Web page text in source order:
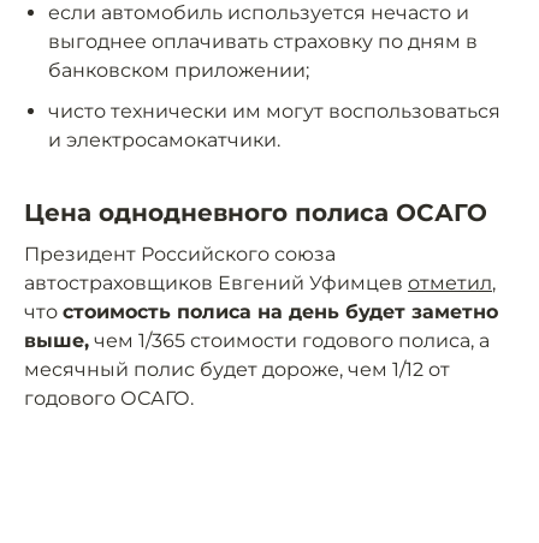
если автомобиль используется нечасто и
выгоднее оплачивать страховку по дням в
банковском приложении;
чисто технически им могут воспользоваться
и электросамокатчики.
Цена однодневного полиса ОСАГО
Президент Российского союза
автостраховщиков Евгений Уфимцев отметил,
что стоимость полиса на день будет заметно
выше, чем 1/365 стоимости годового полиса, а
месячный полис будет дороже, чем 1/12 от
годового ОСАГО.